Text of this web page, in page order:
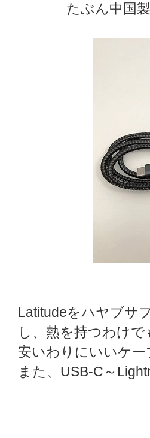
たぶん中国
Latitudeをハヤブサ
し、熱を持つわけで
安いわりにいいケ
また、USB-C～